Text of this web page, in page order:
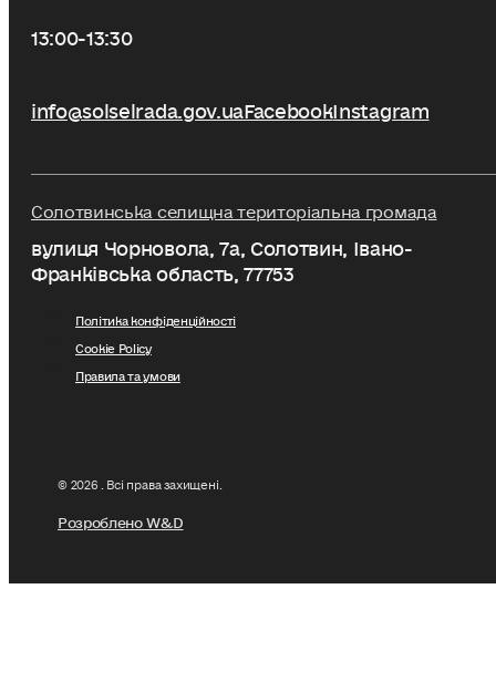
13:00-13:30
info@solselrada.gov.uaFacebookInstagram
Солотвинська селищна територіальна громада
вулиця Чорновола, 7a, Солотвин, Івано-
Франківська область, 77753
Політика конфіденційності
Cookie Policy
Правила та умови
© 2026 . Всі права захищені.
Розроблено W&D